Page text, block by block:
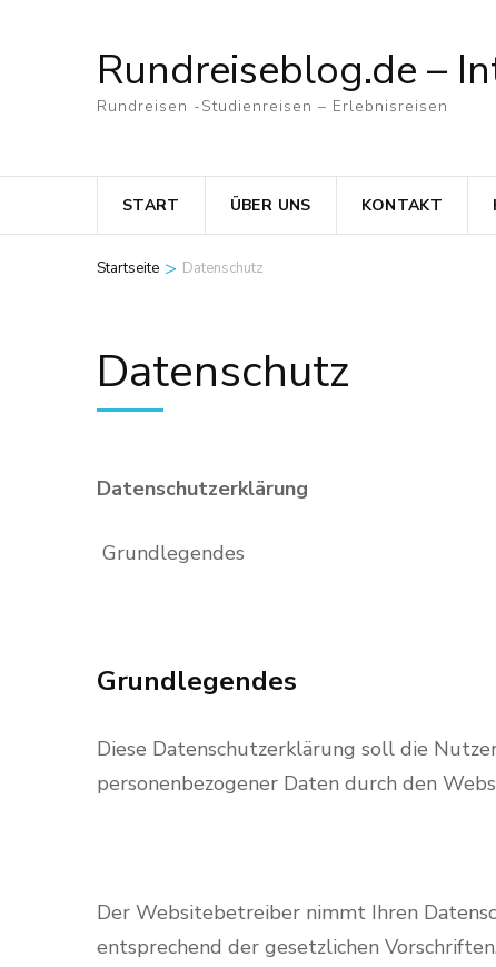
(Eingabetaste
Rundreiseblog.de –
Rundreisen -Studienreisen – Erlebnisreisen
START ÜBER UNS KONTAKT
Startseite > Datenschutz
Datenschutz
Datenschutzerklärung
Grundlegendes
Grundlegendes
Diese Datenschutzerklärung soll die
personenbezogener Daten durch den
Der Websitebetreiber nimmt Ihren
entsprechend der gesetzlichen